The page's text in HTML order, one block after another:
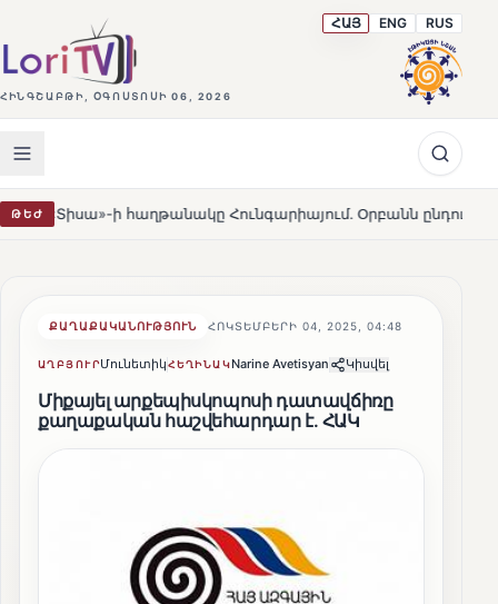
ՀԻՆԳՇԱԲԹԻ, ՕԳՈՍՏՈՍԻ 06, 2026
ՀԱՅ ENG RUS
ԹԵԺ Հունգարիայում․ Օրբանն ընդունեց պարտությունը
ՔԱՂԱՔԱԿԱՆՈՒԹՅՈՒՆ ՀՈԿՏԵՄԲԵՐԻ 04, 2025, 04:48
ԱՂԲՅՈՒՐՄունետիկՀԵՂԻՆԱԿNarine Avetisyan Կիսվել
Միքայել արքեպիսկոպոսի դատավճիռը
քաղաքական հաշվեհարդար է․ ՀԱԿ